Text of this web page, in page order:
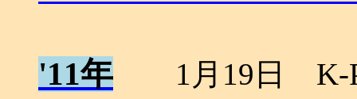
'11年 1月19日 K-